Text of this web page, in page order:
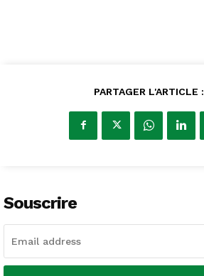
PARTAGER L'ARTICLE :
Souscrire